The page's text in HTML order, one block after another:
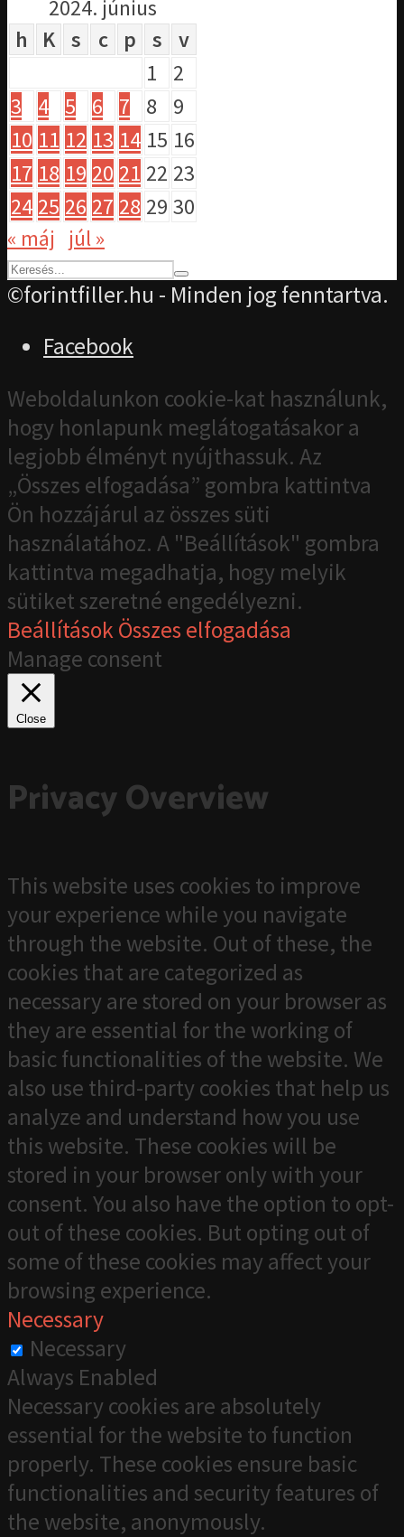
2024. június
h
K s c p s
v
1
2
3
4 5 6 7 8
9
10 11 12 13 14 15 16
17 18 19 20 21 22 23
24 25 26 27 28 29 30
« máj
júl »
©forintfiller.hu - Minden jog fenntartva.
Facebook
Weboldalunkon cookie-kat használunk,
hogy honlapunk meglátogatásakor a
legjobb élményt nyújthassuk. Az
„Összes elfogadása” gombra kattintva
Ön hozzájárul az összes süti
használatához. A "Beállítások" gombra
kattintva megadhatja, hogy melyik
sütiket szeretné engedélyezni.
BeállításokÖsszes elfogadása
Manage consent
Close
Privacy Overview
This website uses cookies to improve
your experience while you navigate
through the website. Out of these, the
cookies that are categorized as
necessary are stored on your browser as
they are essential for the working of
basic functionalities of the website. We
also use third-party cookies that help us
analyze and understand how you use
this website. These cookies will be
stored in your browser only with your
consent. You also have the option to opt-
out of these cookies. But opting out of
some of these cookies may affect your
browsing experience.
Necessary
Necessary
Always Enabled
Necessary cookies are absolutely
essential for the website to function
properly. These cookies ensure basic
functionalities and security features of
the website, anonymously.